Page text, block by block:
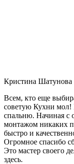
Кристина Шатунова
Всем, кто еще
советую Кухни мол!
спальню. Начиная с
монтажом никаких
быстро и
Огромное спасибо
Это мастер своего
здесь.